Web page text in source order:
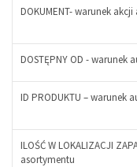
-
+
DOKUMENT- warunek
+
DOSTĘPNY OD -
ID PRODUKTU – warunek
ILOŚĆ W LOKALIZACJI
asortymentu